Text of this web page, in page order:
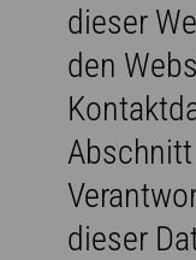
dieser
den
dieser